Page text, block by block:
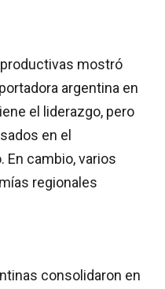
mostró
argentina en
el liderazgo, pero
en el
En cambio, varios
regionales
consolidaron en